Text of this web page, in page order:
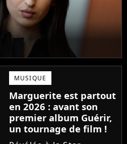
MUSIQUE
Marguerite est partout
en 2026 : avant son
premier album Guérir,
un tournage de film !